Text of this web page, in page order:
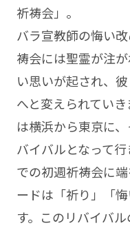
祈祷会」。
バラ宣教師の悔い
祷会には聖霊が注
い思いが起され、
へと変えられてい
は横浜から東京に
バイバルとなって
での初週祈祷会に
ードは「祈り」「
す。このリバイバ